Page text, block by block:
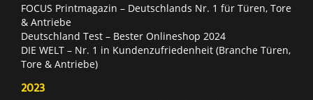
FOCUS Printmagazin – Deutschlands Nr. 1 für Türen, Tore
& Antriebe
Deutschland Test – Bester Onlineshop 2024
DIE WELT – Nr. 1 in Kundenzufriedenheit (Branche Türen,
Tore & Antriebe)
2023